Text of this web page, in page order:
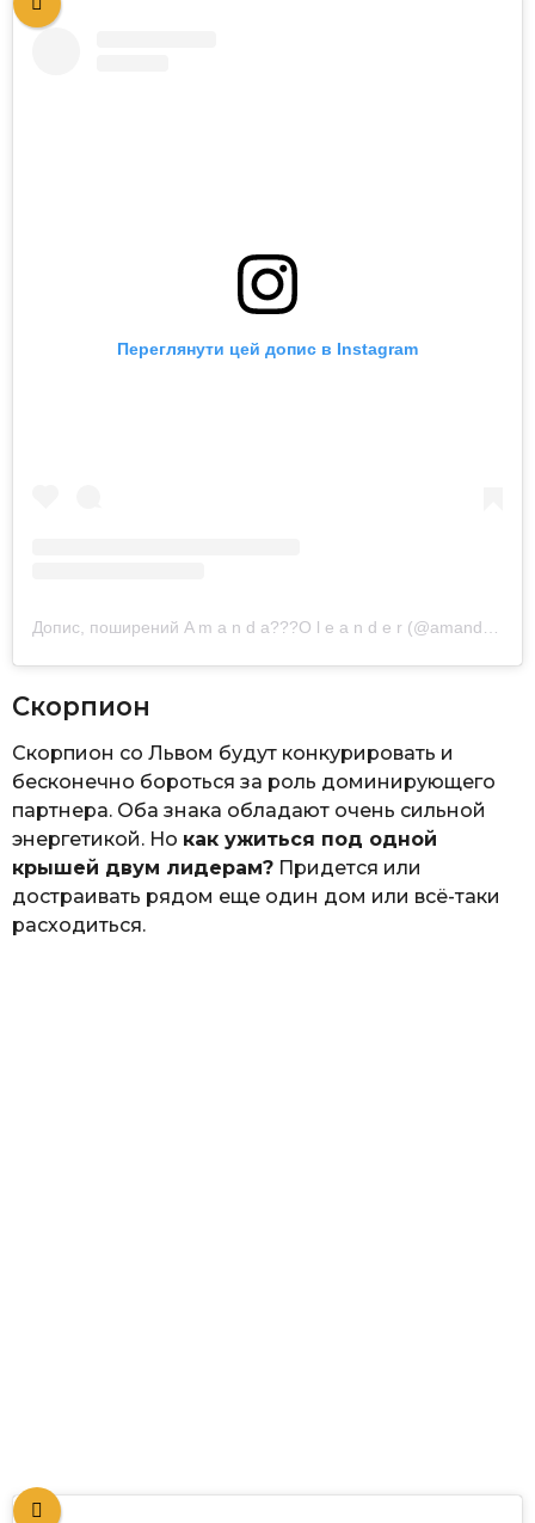
Переглянути цей допис в Instagram
Скорпион
Скорпион со Львом будут конкурировать и
бесконечно бороться за роль доминирующего
партнера. Оба знака обладают очень сильной
энергетикой. Но как ужиться под одной
крышей двум лидерам? Придется или
достраивать рядом еще один дом или всё-таки
расходиться.